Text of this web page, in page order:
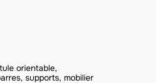
orientable,
supports, mobilier